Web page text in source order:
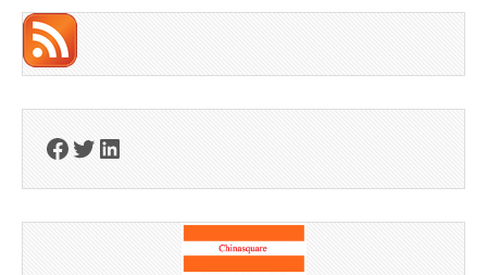
Facebook
Twitter
LinkedIn